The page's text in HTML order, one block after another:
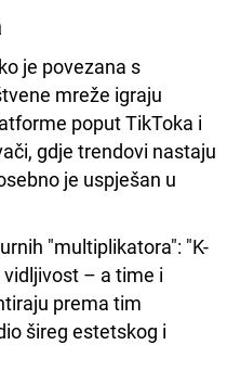
je povezana s
mreže igraju
poput TikToka i
gdje trendovi nastaju
je uspješan u
"multiplikatora": "K-
– a time i
prema tim
šireg estetskog i